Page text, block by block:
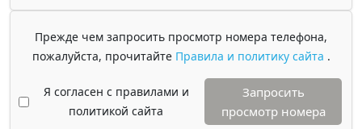
Прежде чем запросить просмотр номера телефона,
пожалуйста, прочитайте Правила и политику сайта .
Я согласен с правилами и
политикой сайта
Запросить
просмотр номера